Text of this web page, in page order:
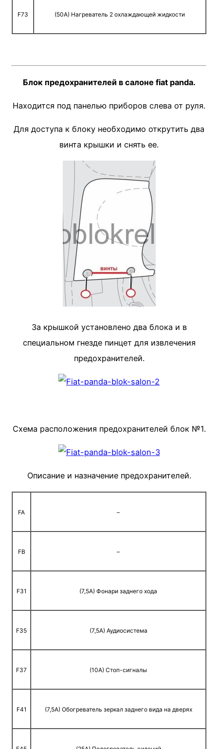
F73 (50A) Нагреватель 2 охлаждающей жидкости
Блок предохранителей в салоне fiat panda.
Находится под панелью приборов слева от руля.
Для доступа к блоку необходимо открутить два
винта крышки и снять ее.
За крышкой установлено два блока и в
специальном гнезде пинцет для извлечения
предохранителей.
Схема расположения предохранителей блок №1.
Описание и назначение предохранителей.
FA –
FB –
F31 (7,5A) Фонари заднего хода
F35 (7,5A) Аудиосистема
F37 (10A) Стоп-сигналы
F41 (7,5A) Обогреватель зеркал заднего вида на дверях